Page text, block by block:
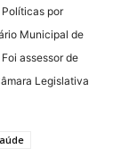
por
Municipal de
assessor de
Legislativa